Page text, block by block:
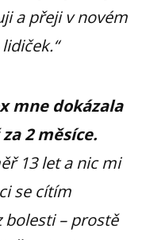
a přeji v novém
mne dokázala
2 měsíce.
13 let a nic mi
se cítím
bolesti – prostě